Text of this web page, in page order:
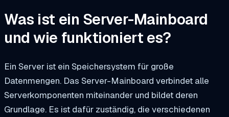
Was ist ein Server-Mainboard
und wie funktioniert es?
Ein Server ist ein Speichersystem für große
Datenmengen. Das Server-Mainboard verbindet alle
Serverkomponenten miteinander und bildet deren
Grundlage. Es ist dafür zuständig, die verschiedenen